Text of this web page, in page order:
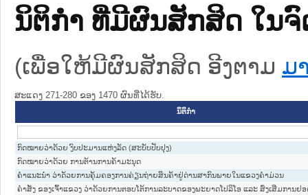
ນິຕິກໍາ ທີ່ມີຜົນສັກສິດ ໃນ
(ເພື່ອໃຫ້ມີຜົນສັກສິດ ອີງຕາມ ມ
ສະແດງ 271-280 ຂອງ 1470 ຜົນທີ່ໄດ້ຮັບ.
ນິຕິກໍາ
ກົດໝາຍວ່າດ້ວຍ ງົບປະມານແຫ່ງລັດ (ສະບັບປັບປຸງ)
ກົດໝາຍວ່າດ້ວຍ ການຕ້ານການຄ້າມະນຸດ
ຄຳແນະນຳ ວ່າດ້ວຍການຄຸ້ມຄອງການຄ່ຽນຖ່າຍສິນຄ້າຢູ່ດ່ານສາກົນພາຍໃນແຂວງຄຳມ່ວນ
ຄຳສັ່ງ ຂອງເຈົ້າແຂວງ ວ່າດ້ວຍການຕອບໂຕ້ການລະບາດຂອງພະຍາດໂປລິໂອ ແລະ ສົ່ງເສີມການຢ